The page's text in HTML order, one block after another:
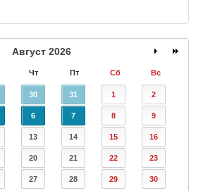
Август 2026
Чт Пт Сб Вс
30 31 1 2
6 7 8 9
13 14 15 16
20 21 22 23
27 28 29 30